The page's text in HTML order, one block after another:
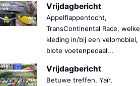
Vrijdagbericht
Appelflappentocht,
TransContinental Race, welke
kleding in/bij een velomobiel,
blote voetenpedaal...
Vrijdagbericht
Betuwe treffen, Yaïr,